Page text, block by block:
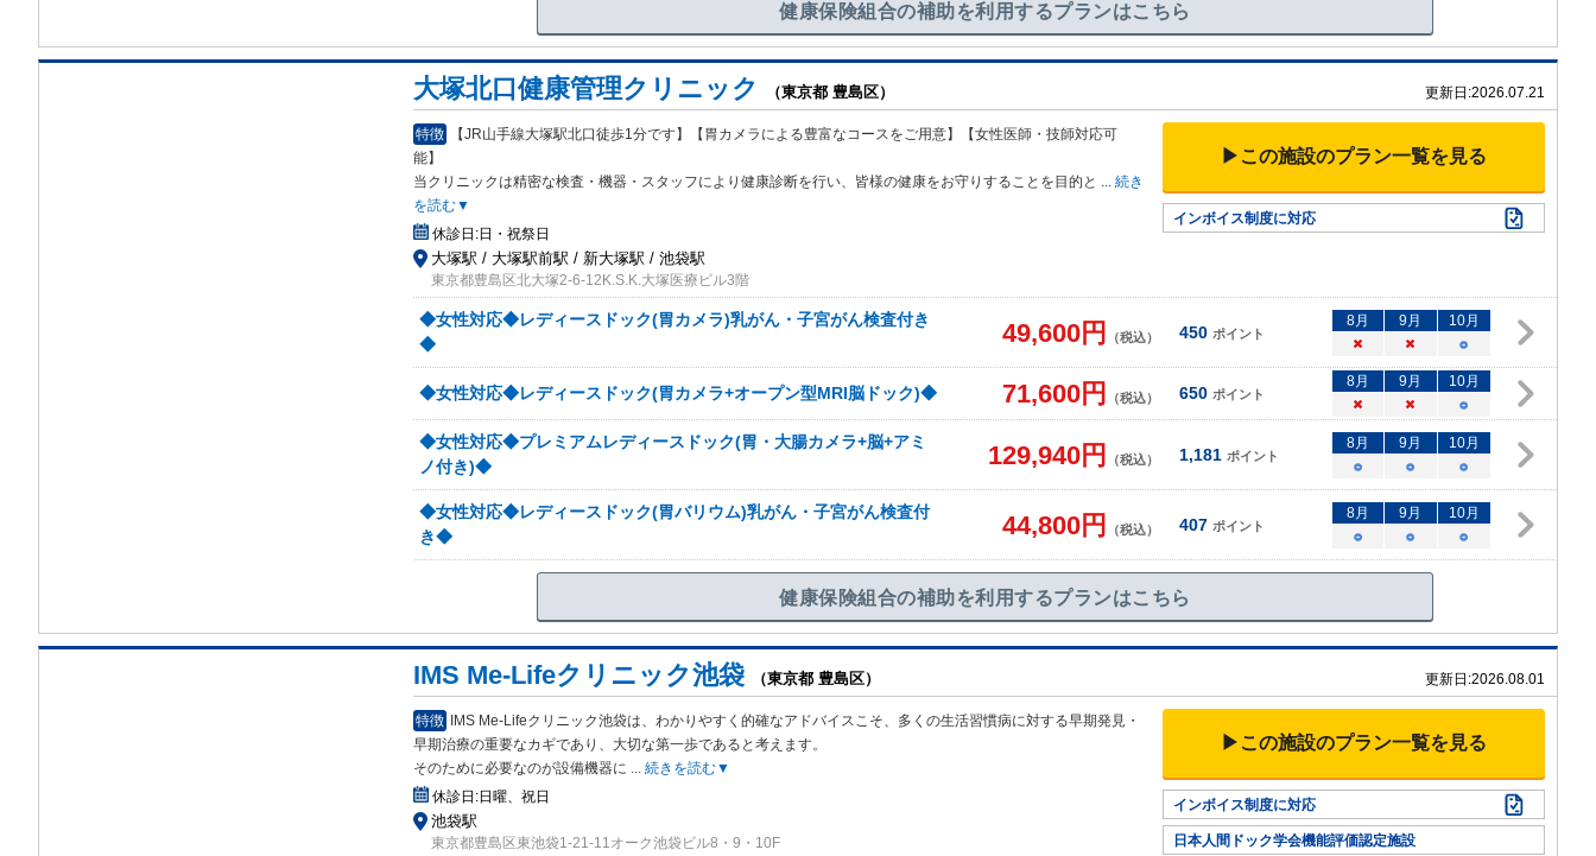
健康保険組合の補助を利用するプランはこちら
大塚北口健康管理クリニック （東京都 豊島区） 更新日:2026.07.21
特徴
【JR山手線大塚駅北口徒歩1分です】【胃カメラによる豊富なコースをご用意】【女性医師・技師対応可
能】
当クリニックは精密な検査・機器・スタッフにより健康診断を行い、皆様の健康をお守りすることを目的と ... 続き
を読む▼
休診日:日・祝祭日
大塚駅 / 大塚駅前駅 / 新大塚駅 / 池袋駅
東京都豊島区北大塚2-6-12K.S.K.大塚医療ビル3階
▶この施設のプラン一覧を見る
インボイス制度に対応
◆女性対応◆レディースドック(胃カメラ)乳がん・子宮がん検査付き
◆
49,600円 （税込） 450 ポイント
8月 9月 10月
×
× ○
◆女性対応◆レディースドック(胃カメラ+オープン型MRI脳ドック)◆ 71,600円 （税込） 650 ポイント
8月 9月 10月
×
× ○
◆女性対応◆プレミアムレディースドック(胃・大腸カメラ+脳+アミ
ノ付き)◆
129,940円 （税込） 1,181 ポイント
8月 9月 10月
○
○ ○
◆女性対応◆レディースドック(胃バリウム)乳がん・子宮がん検査付
き◆
44,800円 （税込） 407 ポイント
8月 9月 10月
○
○ ○
健康保険組合の補助を利用するプランはこちら
IMS Me-Lifeクリニック池袋 （東京都 豊島区） 更新日:2026.08.01
特徴 IMS Me-Lifeクリニック池袋は、わかりやすく的確なアドバイスこそ、多くの生活習慣病に対する早期発見・
早期治療の重要なカギであり、大切な第一歩であると考えます。
そのために必要なのが設備機器に ... 続きを読む▼
休診日:日曜、祝日
池袋駅
東京都豊島区東池袋1-21-11オーク池袋ビル8・9・10F
▶この施設のプラン一覧を見る
インボイス制度に対応
日本人間ドック学会機能評価認定施設